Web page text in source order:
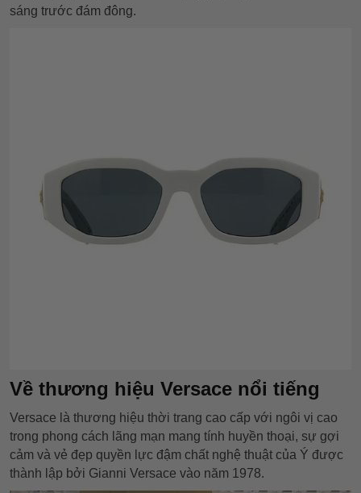
sáng trước đám đông.
Về thương hiệu Versace nổi tiếng
Versace là thương hiệu thời trang cao cấp với ngôi vị cao
trong phong cách lãng mạn mang tính huyền thoại, sự gợi
cảm và vẻ đẹp quyền lực đậm chất nghệ thuật của Ý được
thành lập bởi Gianni Versace vào năm 1978.